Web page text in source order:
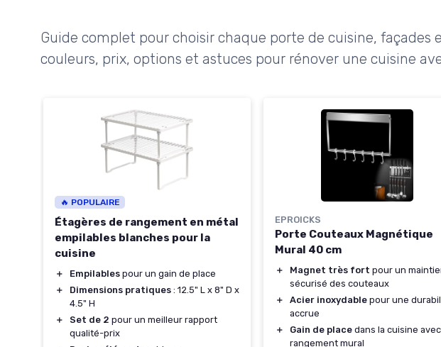
Guide complet pour choisir chaque porte de cuisine, façades
couleurs, prix, options et astuces pour rénover une cuisine
🔥 POPULAIRE
Étagères de rangement en métal
empilables blanches pour la
cuisine
＋ Empilables pour un gain de place
＋
Dimensions pratiques : 12.5" L x 8" D x
4.5" H
＋
Set de 2 pour un meilleur rapport
qualité-prix
EPROICKS
Porte Couteaux Magnétique
Mural 40 cm
＋ Magnet très fort pour un
sécurisé des couteaux
＋
Acier inoxydable pour une
accrue
＋
Gain de place dans la cuisine
rangement mural